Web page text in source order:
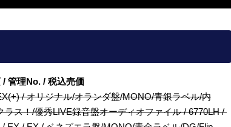
管理No. / 税込売価
/ オリジナル/オランダ盤/MONO/青銀ラベル/内
ス！/優秀LIVE録音盤オーディオファイル / 6770LH /